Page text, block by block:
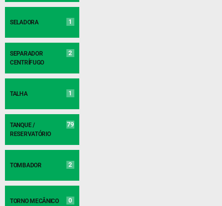
SELADORA 1
SEPARADOR
CENTRÍFUGO
2
TALHA 1
TANQUE /
RESERVATÓRIO
79
TOMBADOR 2
TORNO MECÂNICO 0